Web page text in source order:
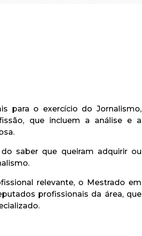
para o exercício do Jornalismo,
que incluem a análise e a
saber que queiram adquirir ou
relevante, o Mestrado em
profissionais da área, que